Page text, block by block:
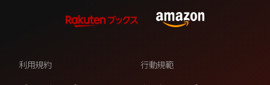
利用規約
行動規範